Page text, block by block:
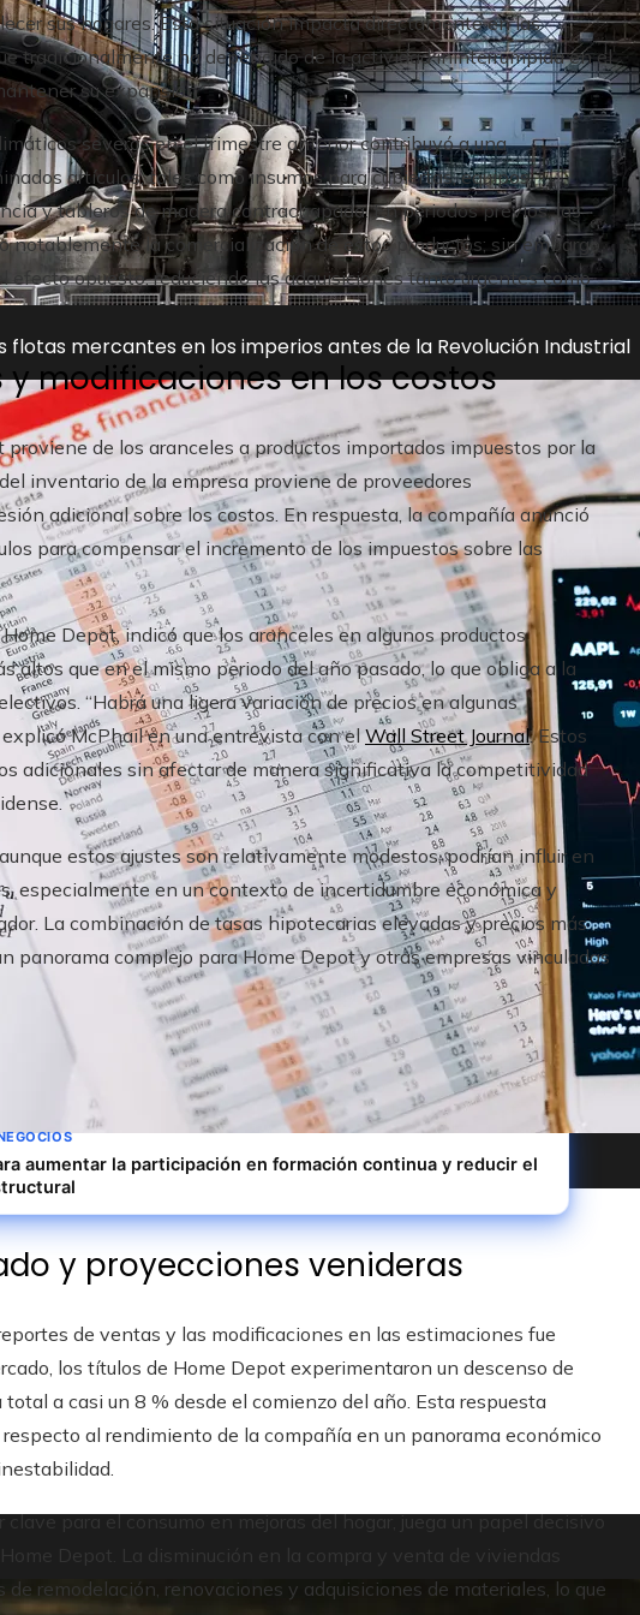
flotas mercantes en los imperios antes de la Revolución Industrial
capitalización bursátil más alta en su punto máximo
sus hogares. Esta situación impacta directamente en las
tradicionalmente ha dependido de la actividad ininterrumpida en el
su expansión.
severos en el trimestre anterior contribuyó a una
artículos, tales como insumos para cubiertas, equipos
y tableros de madera contrachapada. En periodos previos, las
la comercialización de estos productos; sin embargo,
opuesto, reduciendo las adquisiciones tanto urgentes como
modificaciones en los costos
de los aranceles a productos importados impuestos por la
inventario de la empresa proviene de proveedores
adicional sobre los costos. En respuesta, la compañía anunció
para compensar el incremento de los impuestos sobre las
Depot, indicó que los aranceles en algunos productos
altos que en el mismo periodo del año pasado, lo que obliga a la
“Habrá una ligera variación de precios en algunas
McPhail en una entrevista con el Wall Street Journal. Estos
adicionales sin afectar de manera significativa la competitividad
estos ajustes son relativamente modestos, podrían influir en
especialmente en un contexto de incertidumbre económica y
La combinación de tasas hipotecarias elevadas y precios más
panorama complejo para Home Depot y otras empresas vinculadas
aumentar la participación en formación continua y reducir el
y proyecciones venideras
de ventas y las modificaciones en las estimaciones fue
los títulos de Home Depot experimentaron un descenso de
a casi un 8 % desde el comienzo del año. Esta respuesta
al rendimiento de la compañía en un panorama económico
para el consumo en mejoras del hogar, juega un papel decisivo
Depot. La disminución en la compra y venta de viviendas
remodelación, renovaciones y adquisiciones de materiales, lo que